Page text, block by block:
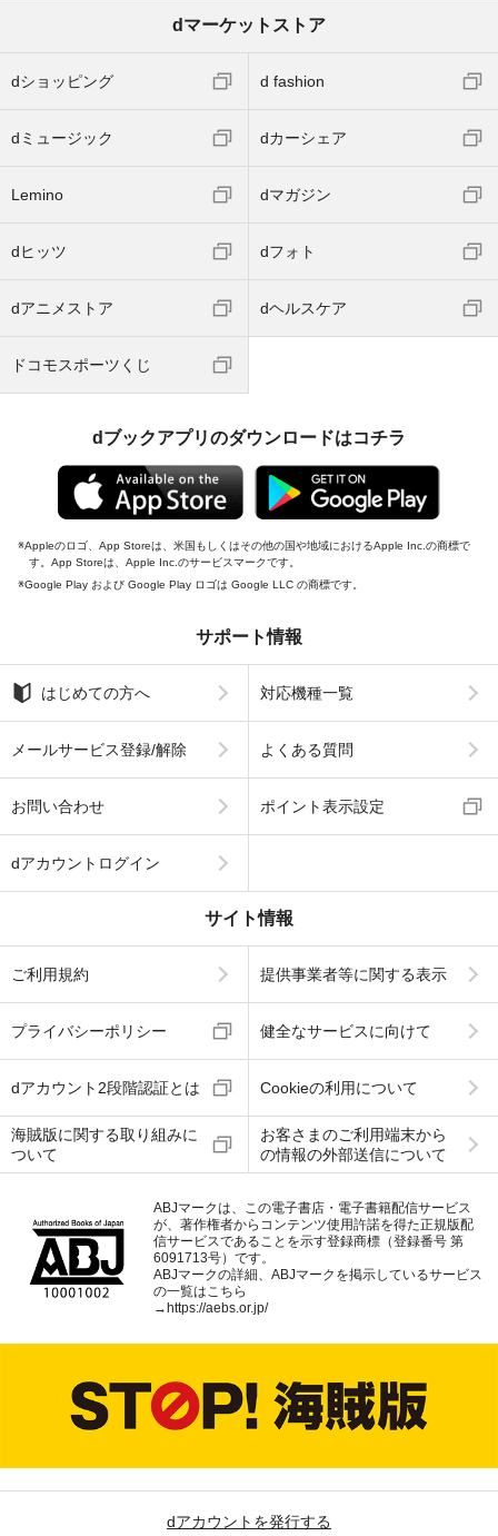
dマーケットストア
dショッピング d fashion
dミュージック dカーシェア
Lemino dマガジン
dヒッツ dフォト
dアニメストア dヘルスケア
ドコモスポーツくじ
dブックアプリのダウンロードはコチラ
Appleのロゴ、App Storeは、米国もしくはその他の国や地域におけるApple Inc.の商標で
す。App Storeは、Apple Inc.のサービスマークです。
Google Play および Google Play ロゴは Google LLC の商標です。
サポート情報
はじめての方へ 対応機種一覧
メールサービス登録/解除 よくある質問
お問い合わせ ポイント表示設定
dアカウントログイン
サイト情報
ご利用規約 提供事業者等に関する表示
プライバシーポリシー 健全なサービスに向けて
dアカウント2段階認証とは Cookieの利用について
海賊版に関する取り組みに
ついて
お客さまのご利用端末から
の情報の外部送信について
ABJマークは、この電子書店・電子書籍配信サービス
が、著作権者からコンテンツ使用許諾を得た正規版配
信サービスであることを示す登録商標（登録番号 第
6091713号）です。
ABJマークの詳細、ABJマークを掲示しているサービス
の一覧はこちら
→ https://aebs.or.jp/
dアカウントを発行する